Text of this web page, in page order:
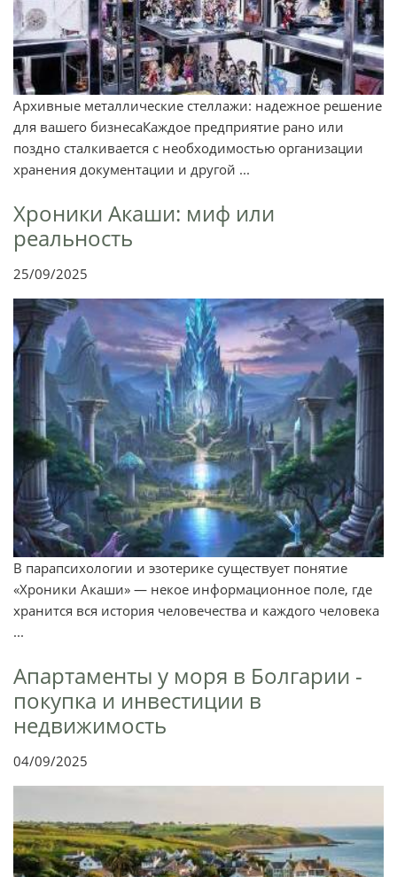
Архивные металлические стеллажи: надежное решение
для вашего бизнесаКаждое предприятие рано или
поздно сталкивается с необходимостью организации
хранения документации и другой ...
Хроники Акаши: миф или
реальность
25/09/2025
В парапсихологии и эзотерике существует понятие
«Хроники Акаши» — некое информационное поле, где
хранится вся история человечества и каждого человека
...
Апартаменты у моря в Болгарии -
покупка и инвестиции в
недвижимость
04/09/2025